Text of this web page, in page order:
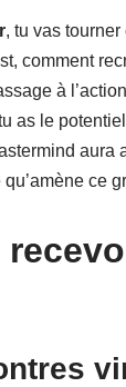
, tu vas
comment
à
as le
ce